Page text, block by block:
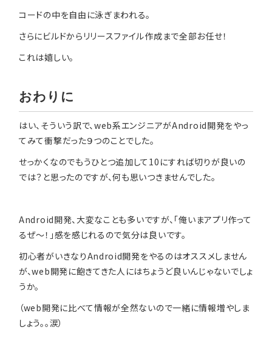
コードの中を自由に泳ぎまわれる。
さらにビルドからリリースファイル作成まで全部お任せ！
これは嬉しい。
おわりに
はい、そういう訳で、web系エンジニアがAndroid開発をやっ
てみて衝撃だった９つのことでした。
せっかくなのでもうひとつ追加して10にすれば切りが良いの
では？と思ったのですが、何も思いつきませんでした。
Android開発、大変なことも多いですが、「俺いまアプリ作って
るぜ〜！」感を感じれるので気分は良いです。
初心者がいきなりAndroid開発をやるのはオススメしません
が、web開発に飽きてきた人にはちょうど良いんじゃないでしょ
うか。
（web開発に比べて情報が全然ないので一緒に情報増やしま
しょう。。涙）